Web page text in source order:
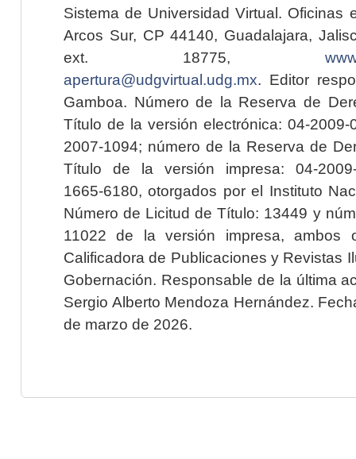
Sistema de Universidad Virtual. Oficinas
Arcos Sur, CP 44140, Guadalajara,
ext. 18775,
apertura@udgvirtual.udg.mx. Editor
Gamboa. Número de la Reserva de
Título de la versión electrónica: 04-2009-
2007-1094; número de la Reserva de
Título de la versión impresa: 04-2009-
1665-6180, otorgados por el Instituto
Número de Licitud de Título: 13449 y
11022 de la versión impresa, ambos
Calificadora de Publicaciones y Revistas
Gobernación. Responsable de la última
Sergio Alberto Mendoza Hernández.
de marzo de 2026.